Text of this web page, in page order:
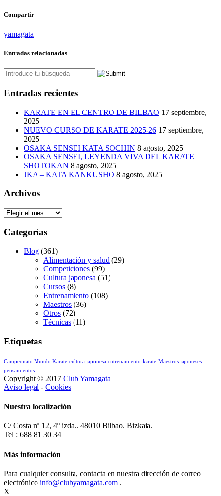
Compartir
yamagata
Entradas relacionadas
Entradas recientes
KARATE EN EL CENTRO DE BILBAO 17 septiembre,
2025
NUEVO CURSO DE KARATE 2025-26 17 septiembre,
2025
OSAKA SENSEI KATA SOCHIN 8 agosto, 2025
OSAKA SENSEI, LEYENDA VIVA DEL KARATE
SHOTOKAN 8 agosto, 2025
JKA – KATA KANKUSHO 8 agosto, 2025
Archivos
Archivos
Categorías
Blog (361)
Alimentación y salud (29)
Competiciones (99)
Cultura japonesa (51)
Cursos (8)
Entrenamiento (108)
Maestros (36)
Otros (72)
Técnicas (11)
Etiquetas
Campeonato Mundo Karate cultura japonesa entrenamiento karate Maestros japoneses
pensamientos
Copyright © 2017 Club Yamagata
Aviso legal - Cookies
Nuestra localización
C/ Costa nº 12, 4º izda.. 48010 Bilbao. Bizkaia.
Tel : 688 81 30 34
Más información
Para cualquier consulta, contacta en nuestra dirección de correo
electrónico info@clubyamagata.com .
X